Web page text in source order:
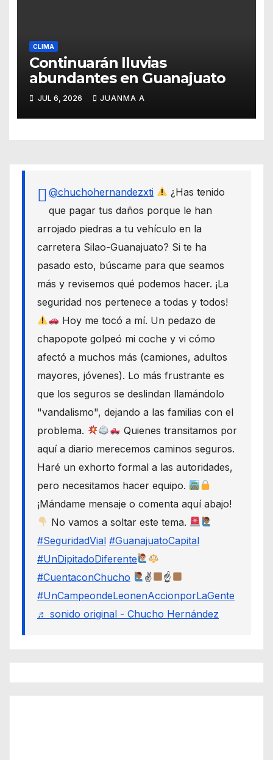
CLIMA
Continuarán lluvias
abundantes en Guanajuato
JUL 6, 2026 JUANMA A
@chuchohernandezxti
¿Has tenido
que pagar tus daños porque le han
arrojado piedras a tu vehículo en la
carretera Silao-Guanajuato? Si te ha
pasado esto, búscame para que seamos
más y revisemos qué podemos hacer. ¡La
seguridad nos pertenece a todas y todos!
Hoy me tocó a mí. Un pedazo de
chapopote golpeó mi coche y vi cómo
afectó a muchos más (camiones, adultos
mayores, jóvenes). Lo más frustrante es
que los seguros se deslindan llamándolo
"vandalismo", dejando a las familias con el
problema.
Quienes transitamos por
aquí a diario merecemos caminos seguros.
Haré un exhorto formal a las autoridades,
pero necesitamos hacer equipo.
¡Mándame mensaje o comenta aquí abajo!
No vamos a soltar este tema.
#SeguridadVial #GuanajuatoCapital
#UnDipitadoDiferente
#CuentaconChucho
✌
☝
#UnCampeondeLeonenAccionporLaGente
♬ sonido original - Chucho Hernández